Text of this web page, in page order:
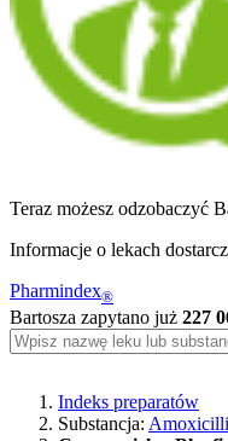
Teraz możesz odzobaczyć
Informacje o lekach
Pharmindex®
Bartosza zapytano już 227
Indeks preparatów
Substancja: